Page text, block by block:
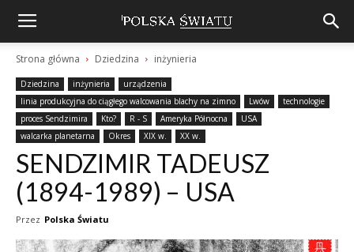
Strona główna Dziedzina inżynieria
Dziedzina inżynieria
urządzenia
linia produkcyjna do ciągłego walcowania blachy na zimno
Lwów
technologie
proces Sendzimira
Kto? R - S Ameryka Północna
USA
walcarka planetarna
Okres XIX w. XX w.
SENDZIMIR TADEUSZ
(1894-1989) – USA
Przez Polska Światu